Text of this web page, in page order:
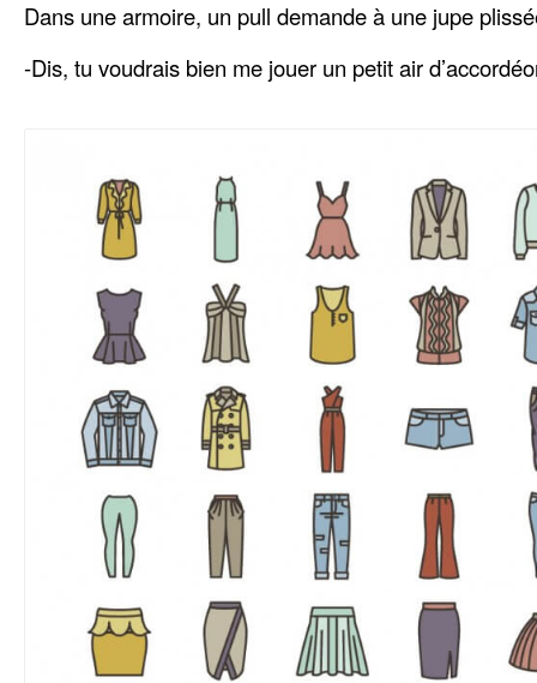
Dans une armoire, un pull demande à une jupe
-Dis, tu voudrais bien me jouer un petit air